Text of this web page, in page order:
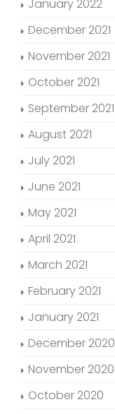
January 2022
December 2021
November 2021
October 2021
September 2021
August 2021
July 2021
June 2021
May 2021
April 2021
March 2021
February 2021
January 2021
December 2020
November 2020
October 2020